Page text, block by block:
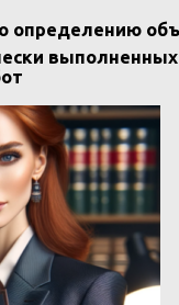
определению
выполненных